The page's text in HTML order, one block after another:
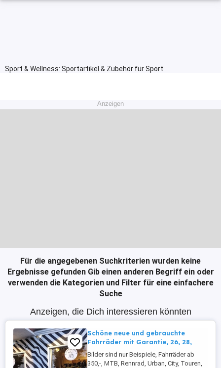
Sport & Wellness: Sportartikel & Zubehör für Sport
Anzeigen
Für die angegebenen Suchkriterien wurden keine
Ergebnisse gefunden Gib einen anderen Begriff ein oder
verwenden die Kategorien und Filter für eine einfachere
Suche
Anzeigen, die Dich interessieren könnten
Schöne neue und gebrauchte
Fahrräder mit Garantie, 26, 28,
Bilder sind nur Beispiele, Fahrräder ab
350,-, MTB, Rennrad, Urban, City, Touren,